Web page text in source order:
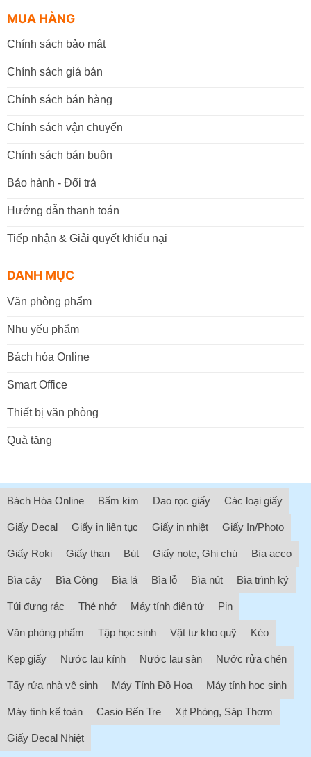
MUA HÀNG
Chính sách bảo mật
Chính sách giá bán
Chính sách bán hàng
Chính sách vận chuyển
Chính sách bán buôn
Bảo hành - Đổi trả
Hướng dẫn thanh toán
Tiếp nhận & Giải quyết khiếu nại
DANH MỤC
Văn phòng phẩm
Nhu yếu phẩm
Bách hóa Online
Smart Office
Thiết bị văn phòng
Quà tặng
Bách Hóa Online Bấm kim Dao rọc giấy Các loại giấy
Giấy Decal Giấy in liên tục Giấy in nhiệt Giấy In/Photo
Giấy Roki Giấy than Bút Giấy note, Ghi chú Bìa acco
Bìa cây Bìa Còng Bìa lá Bìa lỗ Bìa nút Bìa trình ký
Túi đựng rác Thẻ nhớ Máy tính điện tử Pin
Văn phòng phẩm Tập học sinh Vật tư kho quỹ Kéo
Kẹp giấy Nước lau kính Nước lau sàn Nước rửa chén
Tẩy rửa nhà vệ sinh Máy Tính Đồ Họa Máy tính học sinh
Máy tính kế toán Casio Bến Tre Xịt Phòng, Sáp Thơm
Giấy Decal Nhiệt